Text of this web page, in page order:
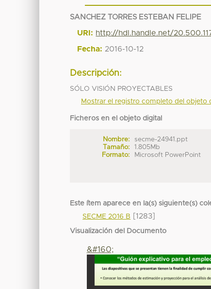
SANCHEZ TORRES ESTEBAN FELIPE
URI: http://hdl.handle.net/
Fecha: 2016-10-12
Descripción:
SÓLO VISIÓN PROYECTABLES
Mostrar el registro completo del objeto
Ficheros en el objeto digital
Nombre:
secme-24941.ppt
Tamaño:
1.805Mb
Formato:
Microsoft PowerPoint
Este ítem aparece en la(s) siguiente(s)
SECME 2016 B
[1283]
Visualización del Documento
&#160;